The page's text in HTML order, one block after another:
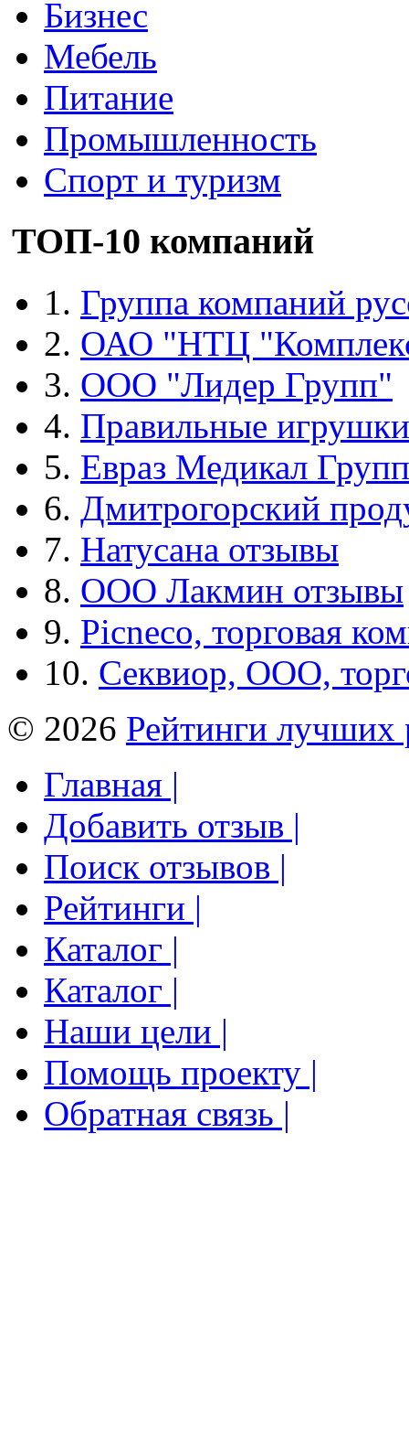
Бизнес
Мебель
Питание
Промышленность
Спорт и туризм
ТОП-10 компаний
1. Группа компаний
2. ОАО "НТЦ
3. ООО "Лидер Групп"
4. Правильные игрушки
5. Евраз Медикал Групп
6. Дмитрогорский
7. Натусана отзывы
8. ООО Лакмин отзывы
9. Picneco, торговая
10. Секвиор, ООО,
© 2026 Рейтинги лучших
Главная |
Добавить отзыв |
Поиск отзывов |
Рейтинги |
Каталог |
Каталог |
Наши цели |
Помощь проекту |
Обратная связь |